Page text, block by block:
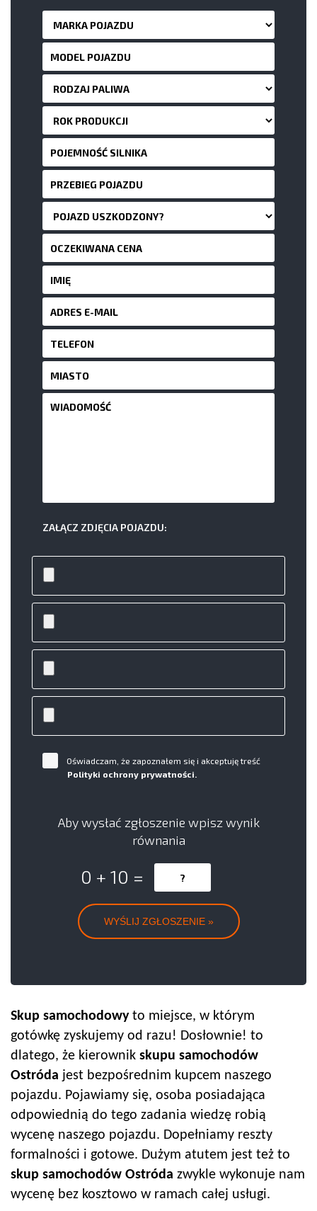
ZAŁĄCZ ZDJĘCIA POJAZDU:
Oświadczam, że zapoznałem się i akceptuję treść
Polityki ochrony prywatności.
Aby wysłać zgłoszenie wpisz wynik
równania
0 + 10 =
Skup samochodowyto miejsce, w którym
gotówkę zyskujemy od razu! Dosłownie! to
dlatego, że kierownik skupu samochodów
Ostróda jest bezpośrednim kupcem naszego
pojazdu. Pojawiamy się, osoba posiadająca
odpowiednią do tego zadania wiedzę robią
wycenę naszego pojazdu. Dopełniamy reszty
formalności i gotowe. Dużym atutem jest też to
skup samochodów Ostróda zwykle wykonuje nam
wycenę bez kosztowo w ramach całej usługi.